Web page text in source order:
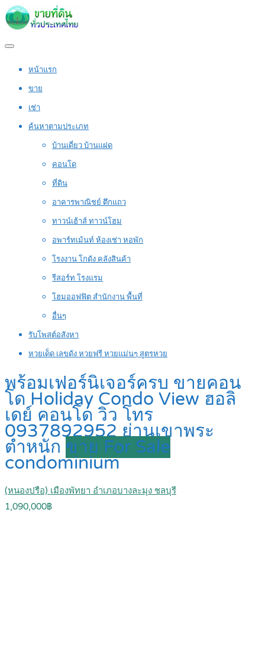
หน้าแรก
ขาย
เช่า
ค้นหาตามประเภท
บ้านเดี่ยว บ้านแฝด
คอนโด
ที่ดิน
อาคารพาณิชย์ ตึกแถว
ทาวน์เฮ้าส์ ทาวน์โฮม
อพาร์ทเม้นท์ ห้องเช่า หอพัก
โรงงาน โกดัง คลังสินค้า
รีสอร์ท โรงแรม
โฮมออฟฟิต สำนักงาน พื้นที่
อื่นๆ
รับโพสต์อสังหา
หวยเด็ด เลขดัง หวยฟรี หวยแม่นๆ สูตรหวย
พร้อมเฟอร์นิเจอร์ครบ ขายคอน
โด Holiday Condo View ฮอลิ
เดย์ คอนโด วิว โทร
0937892952 ย่านเขาพระ
ตำหนัก ขาย For Sale
condominium
(หนองปรือ) เมืองพัทยา อำเภอบางละมุง ชลบุรี
1,090,000฿